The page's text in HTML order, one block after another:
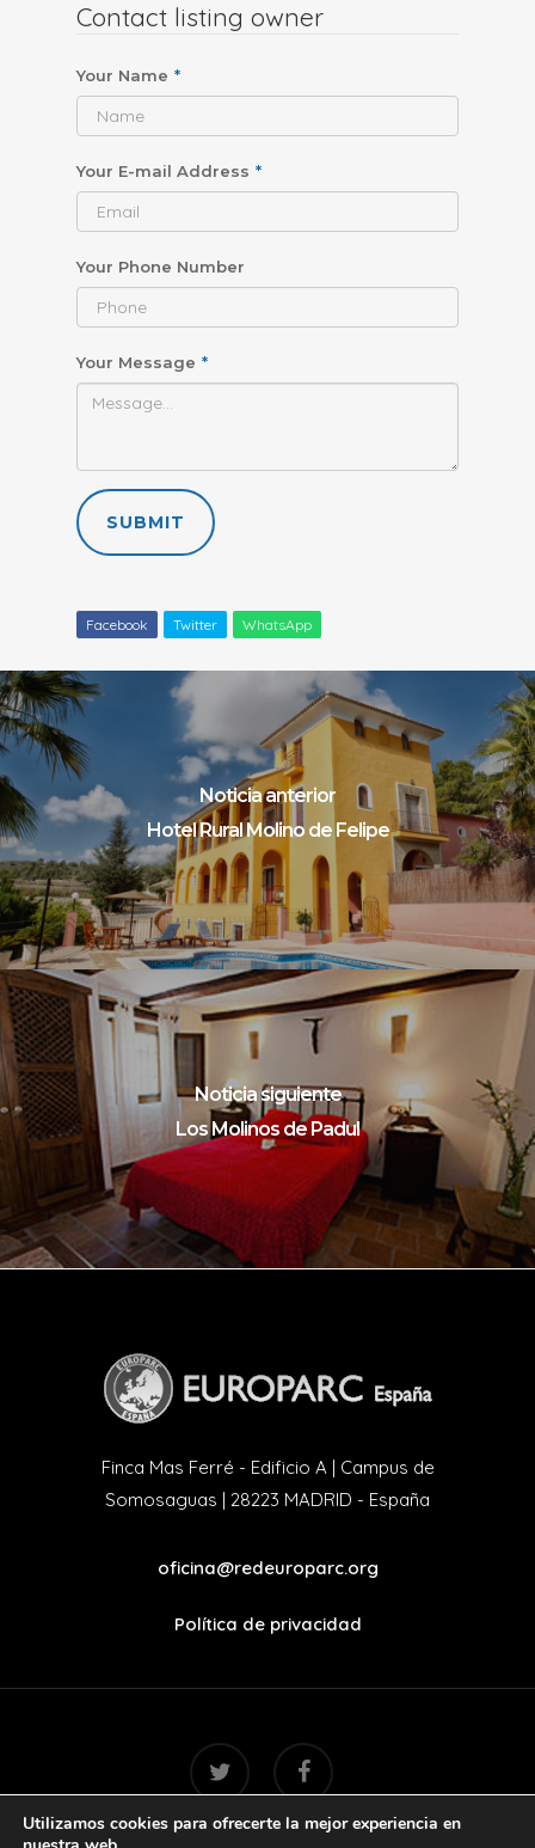
Contact listing owner
Your Name *
Your E-mail Address *
Your Phone Number
Your Message *
SUBMIT
Facebook Twitter WhatsApp
Noticia anterior
Hotel Rural Molino de Felipe
Noticia siguiente
Los Molinos de Padul
Finca Mas Ferré - Edificio A | Campus de
Somosaguas | 28223 MADRID - España
oficina@redeuroparc.org
Política de privacidad
twitter facebook
Utilizamos cookies para ofrecerte la mejor experiencia en